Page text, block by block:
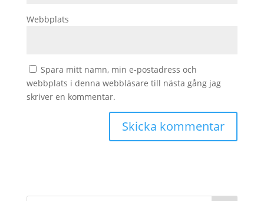
Webbplats
Spara mitt namn, min e-postadress och
webbplats i denna webbläsare till nästa gång jag
skriver en kommentar.